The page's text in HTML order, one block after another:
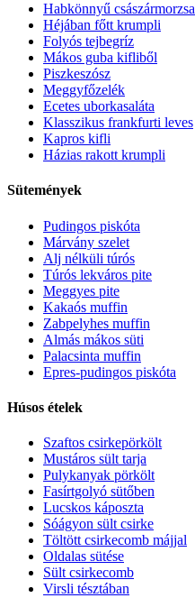
Habkönnyű császármorzsa
Héjában főtt krumpli
Folyós tejbegríz
Mákos guba kifliből
Piszkeszósz
Meggyfőzelék
Ecetes uborkasaláta
Klasszikus frankfurti leves
Kapros kifli
Házias rakott krumpli
Sütemények
Pudingos piskóta
Márvány szelet
Alj nélküli túrós
Túrós lekváros pite
Meggyes pite
Kakaós muffin
Zabpelyhes muffin
Almás mákos süti
Palacsinta muffin
Epres-pudingos piskóta
Húsos ételek
Szaftos csirkepörkölt
Mustáros sült tarja
Pulykanyak pörkölt
Fasírtgolyó sütőben
Lucskos káposzta
Sóágyon sült csirke
Töltött csirkecomb májjal
Oldalas sütése
Sült csirkecomb
Virsli tésztában